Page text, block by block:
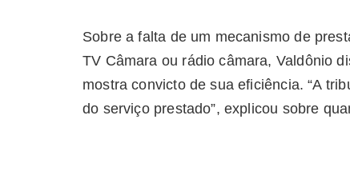
Sobre a falta de um mecanismo de
TV Câmara ou rádio câmara, Valdônio
mostra convicto de sua eficiência. “A
do serviço prestado”, explicou sobre